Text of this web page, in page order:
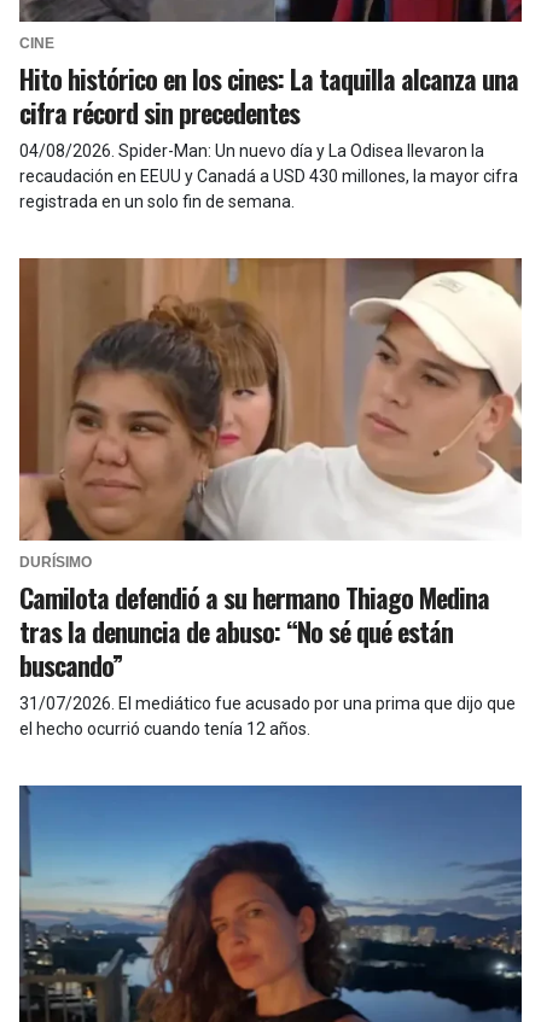
CINE
Hito histórico en los cines: La taquilla alcanza una
cifra récord sin precedentes
04/08/2026 Spider-Man: Un nuevo día y La Odisea llevaron la
recaudación en EEUU y Canadá a USD 430 millones, la mayor cifra
registrada en un solo fin de semana.
DURÍSIMO
Camilota defendió a su hermano Thiago Medina
tras la denuncia de abuso: “No sé qué están
buscando”
31/07/2026 El mediático fue acusado por una prima que dijo que
el hecho ocurrió cuando tenía 12 años.